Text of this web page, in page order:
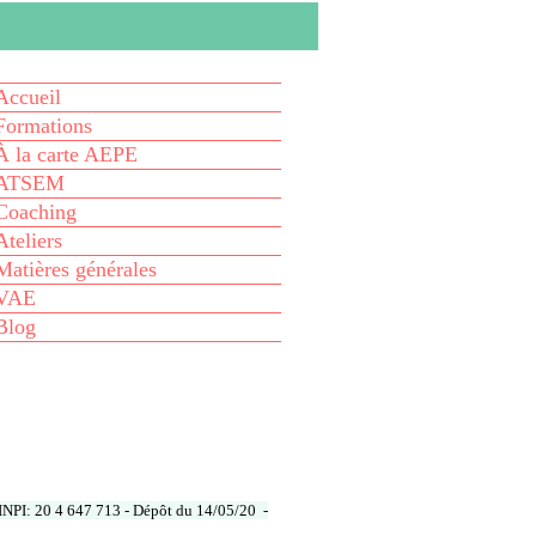
la carte AEPE
générales
20 4 647 713 - Dépôt du 14/05/20 -